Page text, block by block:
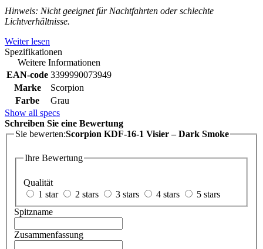
Hinweis: Nicht geeignet für Nachtfahrten oder schlechte
Lichtverhältnisse.
Weiter lesen
Spezifikationen
Weitere Informationen
EAN-code 3399990073949
Marke
Scorpion
Farbe
Grau
Show all specs
Schreiben Sie eine Bewertung
Sie bewerten:Scorpion KDF-16-1 Visier – Dark Smoke
Ihre Bewertung
Qualität
1 star
2 stars 3 stars 4 stars
5 stars
Spitzname
Zusammenfassung